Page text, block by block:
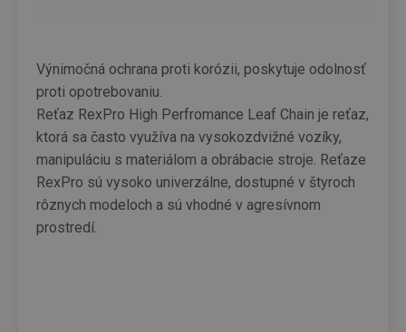
Výnimočná ochrana proti korózii, poskytuje odolnosť
proti opotrebovaniu.
Reťaz RexPro High Perfromance Leaf Chain je reťaz,
ktorá sa často využíva na vysokozdvižné vozíky,
manipuláciu s materiálom a obrábacie stroje. Reťaze
RexPro sú vysoko univerzálne, dostupné v štyroch
rôznych modeloch a sú vhodné v agresívnom
prostredí.